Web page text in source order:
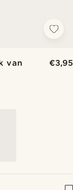
van
€3,95